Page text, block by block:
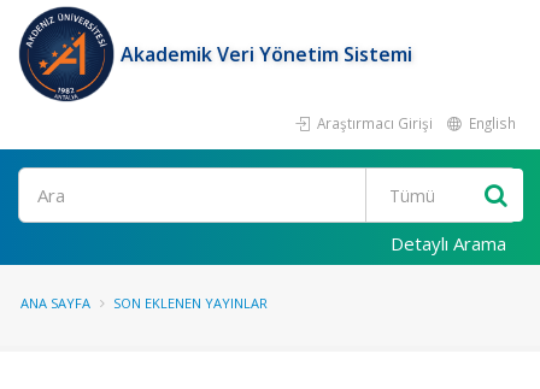
Akademik Veri Yönetim Sistemi
Araştırmacı Girişi English
Ara
Detaylı Arama
ANA SAYFA SON EKLENEN YAYINLAR